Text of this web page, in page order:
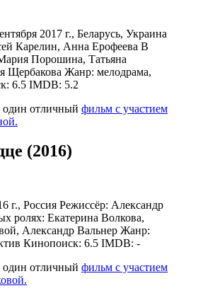
2017 г., Беларусь, Украина
Карелин, Анна Ерофеева В
Порошина, Татьяна
Щербакова Жанр: мелодрама,
6.5 IMDB: 5.2
отличный фильм с участием
(2016)
г., Россия Режиссёр: Александр
ролях: Екатерина Волкова,
Александр Вальнер Жанр:
Кинопоиск: 6.5 IMDB: -
отличный фильм с участием